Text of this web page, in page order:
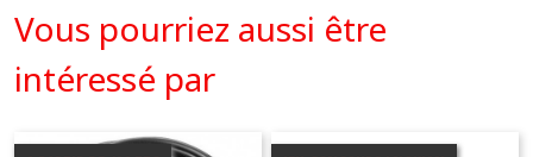
Vous pourriez aussi être
intéressé par